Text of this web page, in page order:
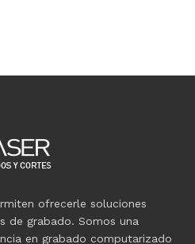
ofrecerle soluciones
de grabado. Somos una
en grabado computarizado